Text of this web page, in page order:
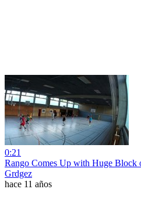
0:21
Rango Comes Up with Huge Block
Grdgez
hace 11 años